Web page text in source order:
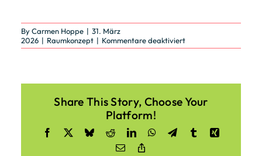
ByCarmen Hoppe | 31. März
2026 | Raumkonzept | Kommentare deaktiviertfür
Raumkonzepte
Quantum
2025
Share This Story, Choose Your
Platform!
Facebook BlueskyRedditLinkedInWhatsApp
TelegramTumblrXing
Email